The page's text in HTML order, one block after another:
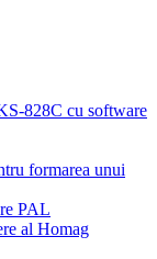
828C cu software
formarea unui
PAL
al Homag